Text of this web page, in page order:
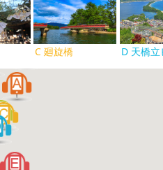
の砂嘴（さし）です。
本もの松が茂り、松の緑と
を見せています。『丹後国風
神（いざなぎのおおかみ）が
おかみ）のところに天から通
立になったと言われていま
しむには小高い山の展望台か
のぞき」といって上下逆さま
うな、また別の姿を楽しむこ
C 廻旋橋